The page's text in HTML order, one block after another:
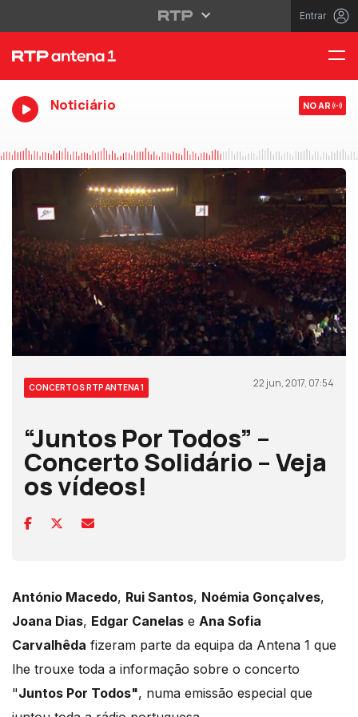
Entrar
Noticiário NO AR
CONCERTOS RTP ANTENA 1 22 jun, 2017, 07:54
“Juntos Por Todos” –
Concerto Solidário – Veja
os vídeos!
António Macedo, Rui Santos, Noémia Gonçalves,
Joana Dias, Edgar Canelas e Ana Sofia
Carvalhêda fizeram parte da equipa da Antena 1 que
lhe trouxe toda a informação sobre o concerto
"Juntos Por Todos", numa emissão especial que